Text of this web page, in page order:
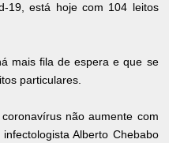
19, está hoje com 104 leitos
mais fila de espera e que se
particulares.
não aumente com
Alberto Chebabo